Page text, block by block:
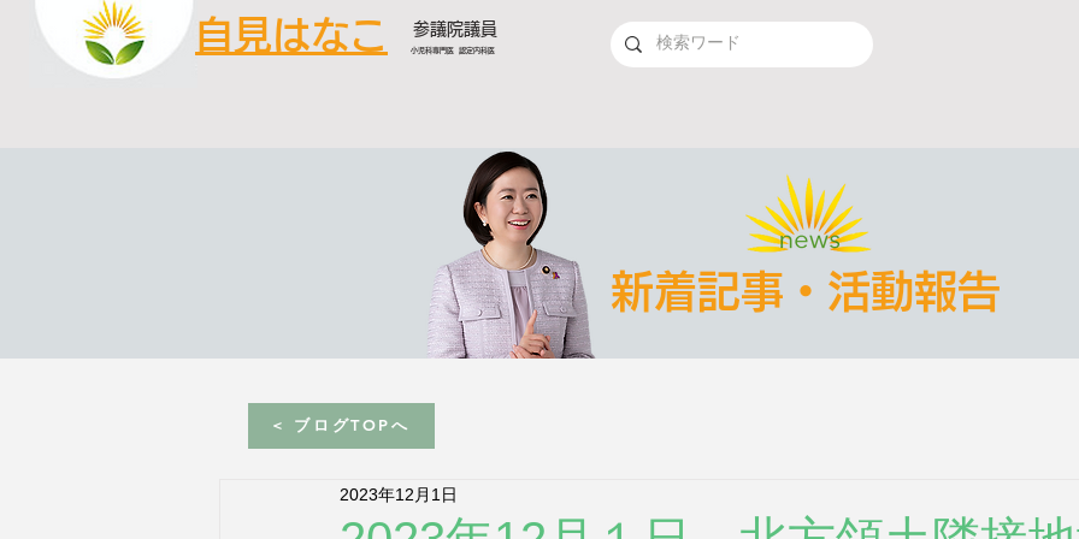
自見はなこ 参議院議員
小児科専門医 認定内科医
新着記事・活動報告
2023年12月1日
< ブログTOPへ